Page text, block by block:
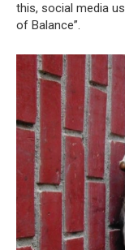
this, social media
of Balance”.